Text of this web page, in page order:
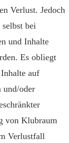
Verlust. Jedoch
bei
und Inhalte
Es obliegt
auf
und/oder
von Klubraum
Verlustfall